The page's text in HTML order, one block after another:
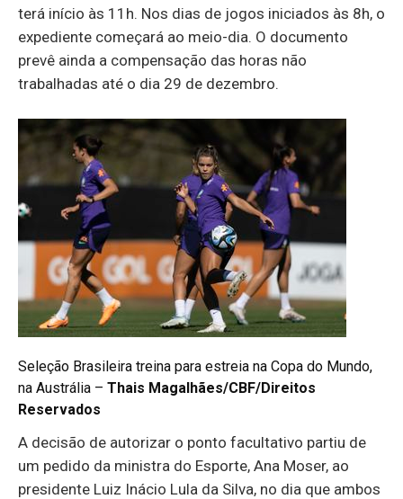
terá início às 11h. Nos dias de jogos iniciados às 8h, o
expediente começará ao meio-dia. O documento
prevê ainda a compensação das horas não
trabalhadas até o dia 29 de dezembro.
Seleção Brasileira treina para estreia na Copa do Mundo,
na Austrália – Thais Magalhães/CBF/Direitos
Reservados
A decisão de autorizar o ponto facultativo partiu de
um pedido da ministra do Esporte, Ana Moser, ao
presidente Luiz Inácio Lula da Silva, no dia que ambos